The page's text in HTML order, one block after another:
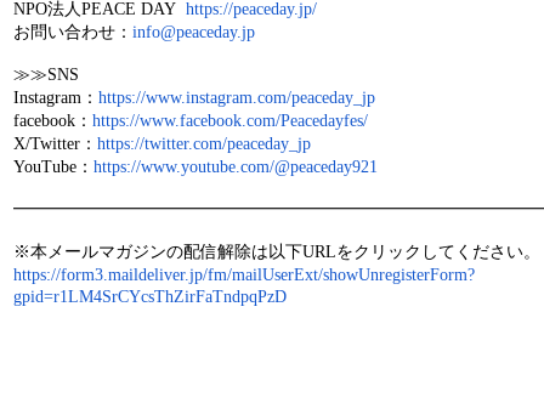
NPO法人PEACE DAY https://peaceday.jp/
お問い合わせ： info@peaceday.jp
≫≫SNS
Instagram： https://www.instagram.com/peaceday_jp
facebook： https://www.facebook.com/Peacedayfes/
X/Twitter： https://twitter.com/peaceday_jp
YouTube： https://www.youtube.com/@peaceday921
※本メールマガジンの配信解除は以下URLをクリックしてください。
https://form3.maildeliver.jp/fm/mailUserExt/showUnregisterForm?
gpid=r1LM4SrCYcsThZirFaTndpqPzD